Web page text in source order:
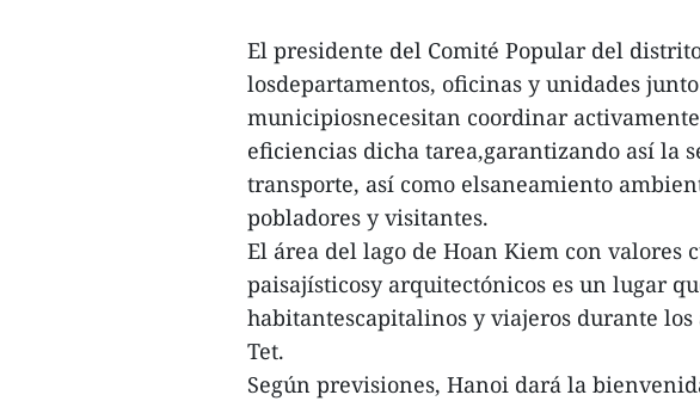
El presidente del Comité Popular del
losdepartamentos, oficinas y unidades
municipiosnecesitan coordinar
eficiencias dicha tarea,garantizando así la
transporte, así como elsaneamiento
pobladores y visitantes.
El área del lago de Hoan Kiem con valores
paisajísticosy arquitectónicos es un lugar
habitantescapitalinos y viajeros durante
Tet.
Según previsiones, Hanoi dará la